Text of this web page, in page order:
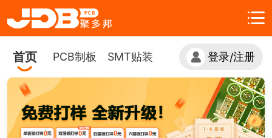
首页 PCB制板 SMT贴装 登录/注册